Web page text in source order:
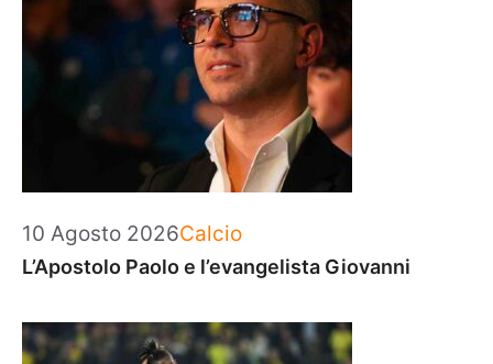
10 Agosto 2026Categorie
Calcio
L’Apostolo Paolo e l’evangelista Giovanni